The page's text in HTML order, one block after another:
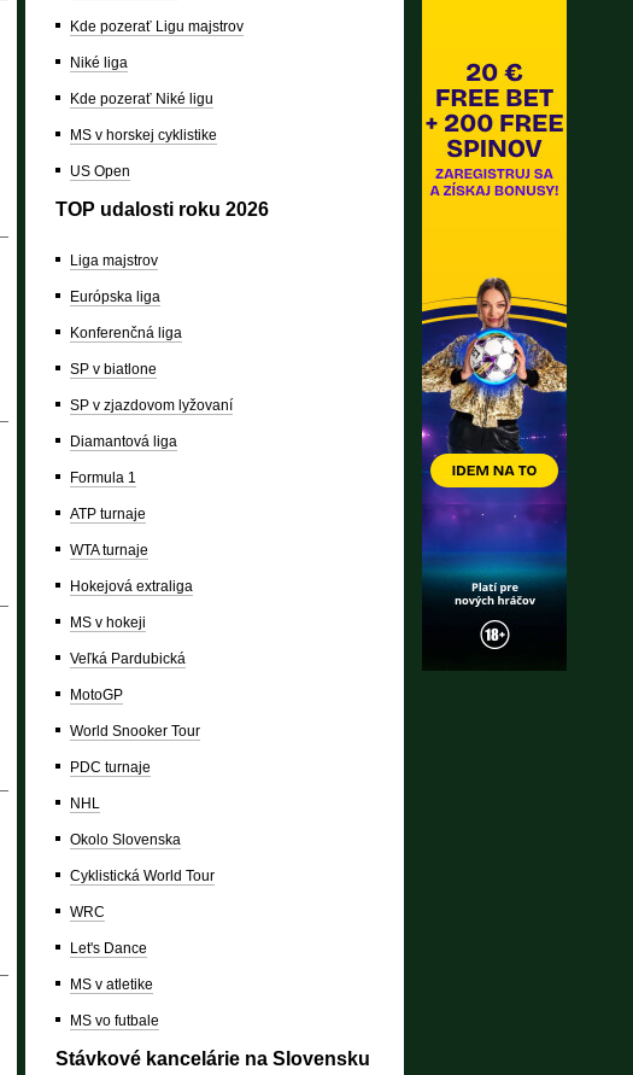
Kde pozerať Ligu majstrov
Niké liga
Kde pozerať Niké ligu
MS v horskej cyklistike
US Open
TOP udalosti roku 2026
Liga majstrov
Európska liga
Konferenčná liga
SP v biatlone
SP v zjazdovom lyžovaní
Diamantová liga
Formula 1
ATP turnaje
WTA turnaje
Hokejová extraliga
MS v hokeji
Veľká Pardubická
MotoGP
World Snooker Tour
PDC turnaje
NHL
Okolo Slovenska
Cyklistická World Tour
WRC
Let's Dance
MS v atletike
MS vo futbale
Stávkové kancelárie na Slovensku